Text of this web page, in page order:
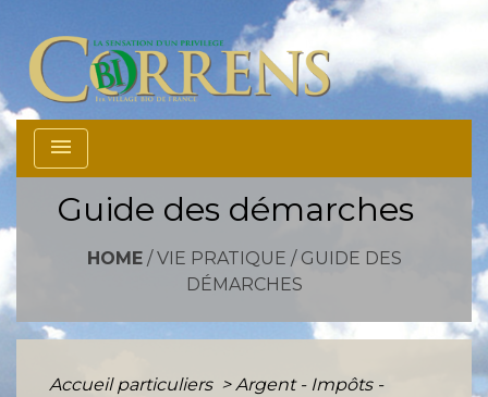
menu
Guide des démarches
HOME/ VIE PRATIQUE / GUIDE DES
DÉMARCHES
Accueil particuliers > Argent - Impôts -